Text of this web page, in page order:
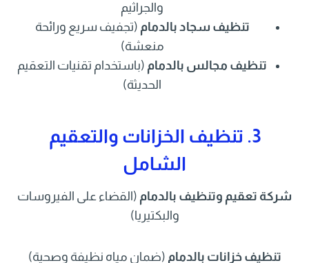
والجراثيم
تنظيف سجاد بالدمام (تجفيف سريع ورائحة
منعشة)
تنظيف مجالس بالدمام (باستخدام تقنيات التعقيم
الحديثة)
3. تنظيف الخزانات والتعقيم
الشامل
شركة تعقيم وتنظيف بالدمام (القضاء على الفيروسات
والبكتيريا)
تنظيف خزانات بالدمام (ضمان مياه نظيفة وصحية)